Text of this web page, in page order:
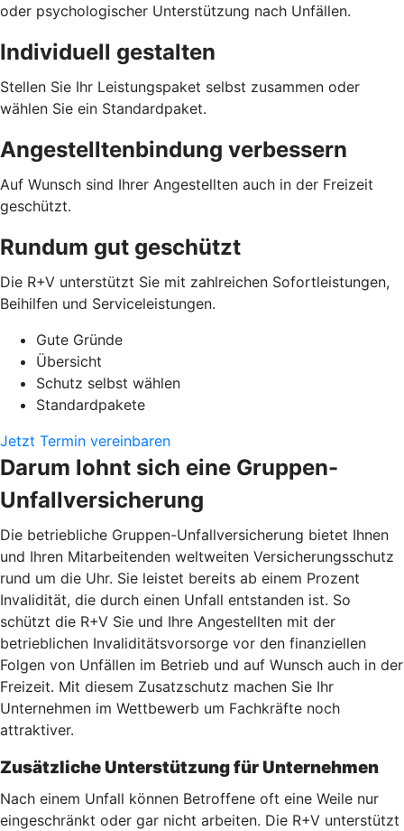
oder psychologischer Unterstützung nach Unfällen.
Individuell gestalten
Stellen Sie Ihr Leistungspaket selbst zusammen oder
wählen Sie ein Standardpaket.
Angestelltenbindung verbessern
Auf Wunsch sind Ihrer Angestellten auch in der Freizeit
geschützt.
Rundum gut geschützt
Die R+V unterstützt Sie mit zahlreichen Sofortleistungen,
Beihilfen und Serviceleistungen.
Gute Gründe
Übersicht
Schutz selbst wählen
Standardpakete
Jetzt Termin vereinbaren
Darum lohnt sich eine Gruppen-
Unfallversicherung
Die betriebliche Gruppen-Unfallversicherung bietet Ihnen
und Ihren Mitarbeitenden weltweiten Versicherungsschutz
rund um die Uhr. Sie leistet bereits ab einem Prozent
Invalidität, die durch einen Unfall entstanden ist. So
schützt die R+V Sie und Ihre Angestellten mit der
betrieblichen Invaliditätsvorsorge vor den finanziellen
Folgen von Unfällen im Betrieb und auf Wunsch auch in der
Freizeit. Mit diesem Zusatzschutz machen Sie Ihr
Unternehmen im Wettbewerb um Fachkräfte noch
attraktiver.
Zusätzliche Unterstützung für Unternehmen
Nach einem Unfall können Betroffene oft eine Weile nur
eingeschränkt oder gar nicht arbeiten. Die R+V unterstützt